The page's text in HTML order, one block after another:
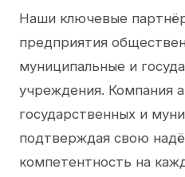
Наши ключевые
предприятия
муниципальные и
учреждения. Компания
государственных и
подтверждая свою
компетентность на